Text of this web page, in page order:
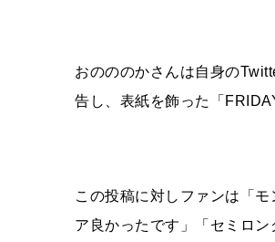
おのののかさんは自身の
告し、表紙を飾った「
この投稿に対しファンは「
ア良かったです」「セミロ